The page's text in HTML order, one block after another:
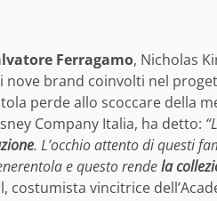
Ferragamo, Nicholas
nove brand coinvolti nel
perde allo scoccare della
Company Italia, ha detto:
. L’occhio attento di questi
e questo rendela
costumista vincitrice